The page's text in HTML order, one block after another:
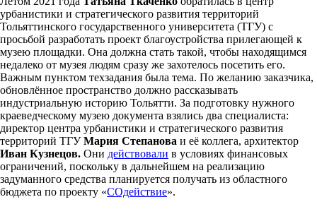
урбанистики и стратегического развития территорий
Тольяттинского государственного университета (ТГУ) с
просьбой разработать проект благоустройства прилегающей к
музею площадки. Она должна стать такой, чтобы находящимся
недалеко от музея людям сразу же захотелось посетить его.
Важным пунктом техзадания была тема. По желанию заказчика,
обновлённое пространство должно рассказывать
индустриальную историю Тольятти. За подготовку нужного
краеведческому музею документа взялись два специалиста:
директор центра урбанистики и стратегического развития
территорий ТГУМария Степанова и её коллега, архитектор
Иван Кузнецов. Они действовали в условиях финансовых
ограничений, поскольку в дальнейшем на реализацию
задуманного средства планируется получать из областного
бюджета по проекту «СОдействие».